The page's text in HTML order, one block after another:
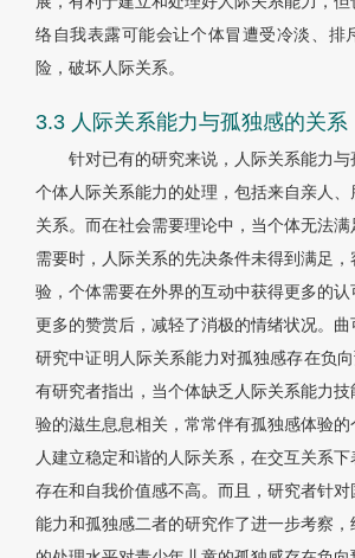
络自我表露可能会让个体冒遭受冷淡、排
险，破坏人际关系。
3.3 人际关系能力与孤独感的关系
针对已有的研究来说，人际关系能力与
个体人际关系能力的处理，包括来自亲人
关系。而在社会需要理论中，当个体无法
需要时，人际关系的先决条件未得到满足
验，个体需要在外界的互动中获得更多的
更多的赞赏后，减轻了消极的情绪状况。
研究中证明人际关系能力对孤独感存在负
有研究者指出，当个体缺乏人际关系能力
验的滋生息息相关，常常伴有孤独感体验
人建立稳定和谐的人际关系，在交互关系
存在和自我价值感不高。而且，研究者针
能力和孤独感二者的研究作了进一步考察